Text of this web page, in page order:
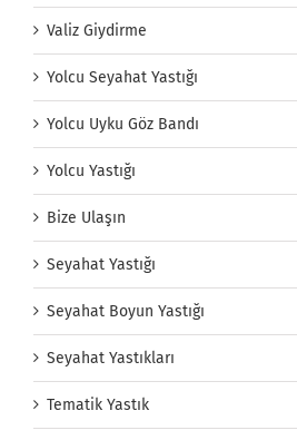
Valiz Giydirme
Yolcu Seyahat Yastığı
Yolcu Uyku Göz Bandı
Yolcu Yastığı
Bize Ulaşın
Seyahat Yastığı
Seyahat Boyun Yastığı
Seyahat Yastıkları
Tematik Yastık